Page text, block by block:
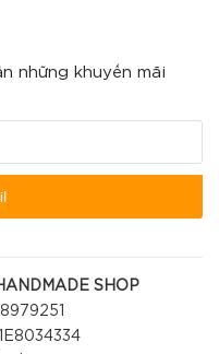
những khuyến mãi
SHOP